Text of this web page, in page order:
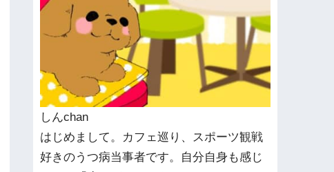
しんchan
はじめまして。カフェ巡り、スポーツ観戦
好きのうつ病当事者です。自分自身も感じ